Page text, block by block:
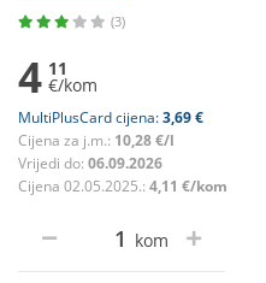
(3)
4 11
€/kom
MultiPlusCard cijena:3,69 €
Cijena za j.m.: 10,28 €/l
Vrijedi do: 06.09.2026
Cijena 02.05.2025.: 4,11 €/kom
kom